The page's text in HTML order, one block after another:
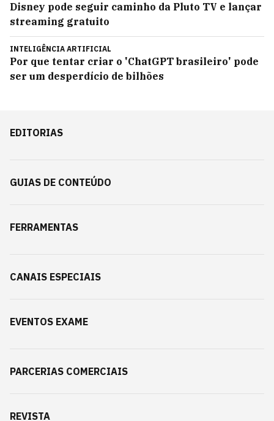
Disney pode seguir caminho da Pluto TV e lançar
streaming gratuito
INTELIGÊNCIA ARTIFICIAL
Por que tentar criar o 'ChatGPT brasileiro' pode
ser um desperdício de bilhões
EDITORIAS
GUIAS DE CONTEÚDO
FERRAMENTAS
CANAIS ESPECIAIS
EVENTOS EXAME
PARCERIAS COMERCIAIS
REVISTA